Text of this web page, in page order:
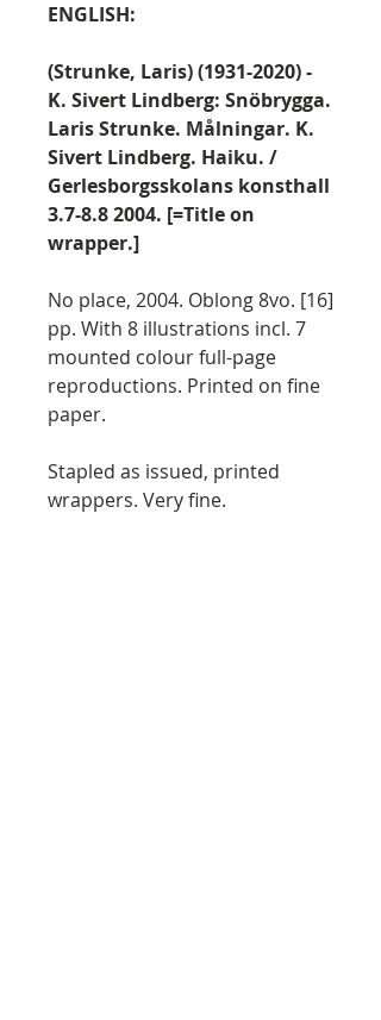
ENGLISH:
(Strunke, Laris) (1931-2020) -
K. Sivert Lindberg: Snöbrygga.
Laris Strunke. Målningar. K.
Sivert Lindberg. Haiku. /
Gerlesborgsskolans konsthall
3.7-8.8 2004. [=Title on
wrapper.]
No place, 2004. Oblong 8vo. [16]
pp. With 8 illustrations incl. 7
mounted colour full-page
reproductions. Printed on fine
paper.
Stapled as issued, printed
wrappers. Very fine.